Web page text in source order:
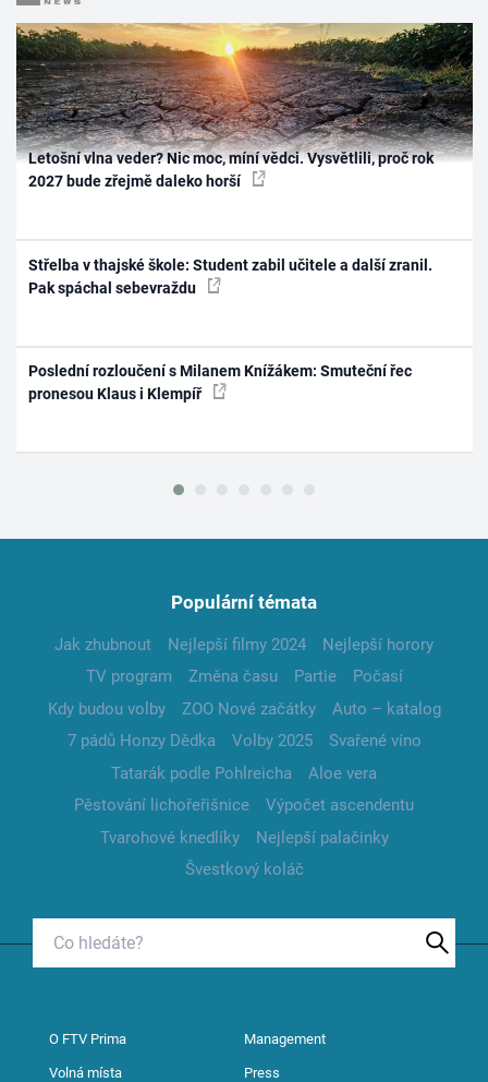
Letošní vlna veder? Nic moc, míní vědci. Vysvětlili, proč rok
2027 bude zřejmě daleko horší
Střelba v thajské škole: Student zabil učitele a další zranil.
Pak spáchal sebevraždu
Poslední rozloučení s Milanem Knížákem: Smuteční řec
pronesou Klaus i Klempíř
Populární témata
Jak zhubnout Nejlepší filmy 2024
Nejlepší horory
TV program
Změna času Partie
Počasí
Kdy budou volby
ZOO Nové začátky
Auto – katalog
7 pádů Honzy Dědka
Volby 2025
Svařené víno
Tatarák podle Pohlreicha
Aloe vera
Pěstování lichořeřišnice
Výpočet ascendentu
Tvarohové knedlíky
Nejlepší palačinky
Švestkový koláč
O FTV Prima Management
Volná místa Press